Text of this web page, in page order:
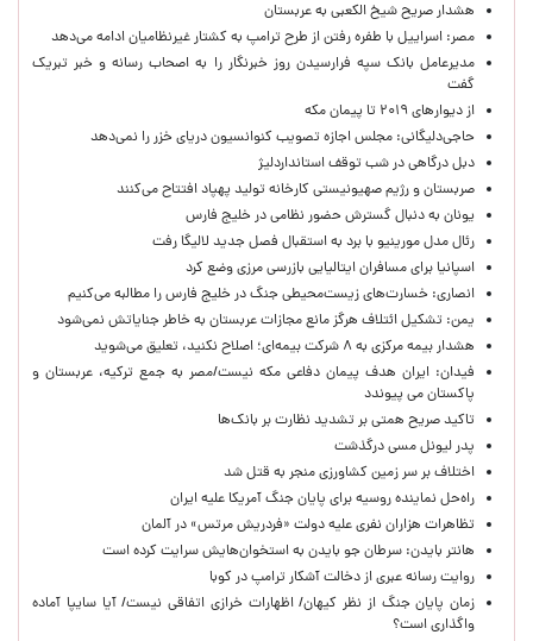
هشدار صریح شیخ الکعبی به عربستان
مصر: اسراییل با طفره رفتن از طرح ترامپ به کشتار غیرنظامیان ادامه می‌دهد
مدیرعامل بانک سپه فرارسیدن روز خبرنگار را به اصحاب رسانه و خبر تبریک
گفت
از دیوارهای ۲۰۱۹ تا پیمان مکه
حاجی‌دلیگانی: مجلس اجازه تصویب کنوانسیون دریای خزر را نمی‌دهد
دبل درگاهی در شب توقف استانداردلیژ
صربستان و رژیم صهیونیستی کارخانه تولید پهپاد افتتاح می‌کنند
یونان به دنبال گسترش حضور نظامی در خلیج فارس
رئال مدل مورینیو با برد به استقبال فصل جدید لالیگا رفت
اسپانیا برای مسافران ایتالیایی بازرسی مرزی وضع کرد
انصاری: خسارت‌های زیست‌محیطی جنگ در خلیج فارس را مطالبه‌ می‌کنیم
یمن: تشکیل ائتلاف هرگز مانع مجازات عربستان به خاطر جنایاتش نمی‌شود
هشدار بیمه مرکزی به ۸ شرکت بیمه‌ای؛ اصلاح نکنید، تعلیق می‌شوید
فیدان: ایران هدف پیمان دفاعی مکه نیست/مصر به جمع ترکیه، عربستان و
پاکستان می پیوندد
تاکید صریح همتی بر تشدید نظارت بر بانک‌ها
پدر لیونل مسی درگذشت
اختلاف بر سر زمین کشاورزی منجر به قتل شد
راه‌حل نماینده روسیه برای پایان جنگ آمریکا علیه ایران
تظاهرات هزاران نفری علیه دولت «فردریش مرتس» در آلمان
هانتر بایدن: سرطان جو بایدن به استخوان‌هایش سرایت کرده است
روایت رسانه عبری از دخالت آشکار ترامپ در کوبا
زمان پایان جنگ از نظر کیهان/ اظهارات خرازی اتفاقی نیست/ آیا سایپا آماده
واگذاری است؟